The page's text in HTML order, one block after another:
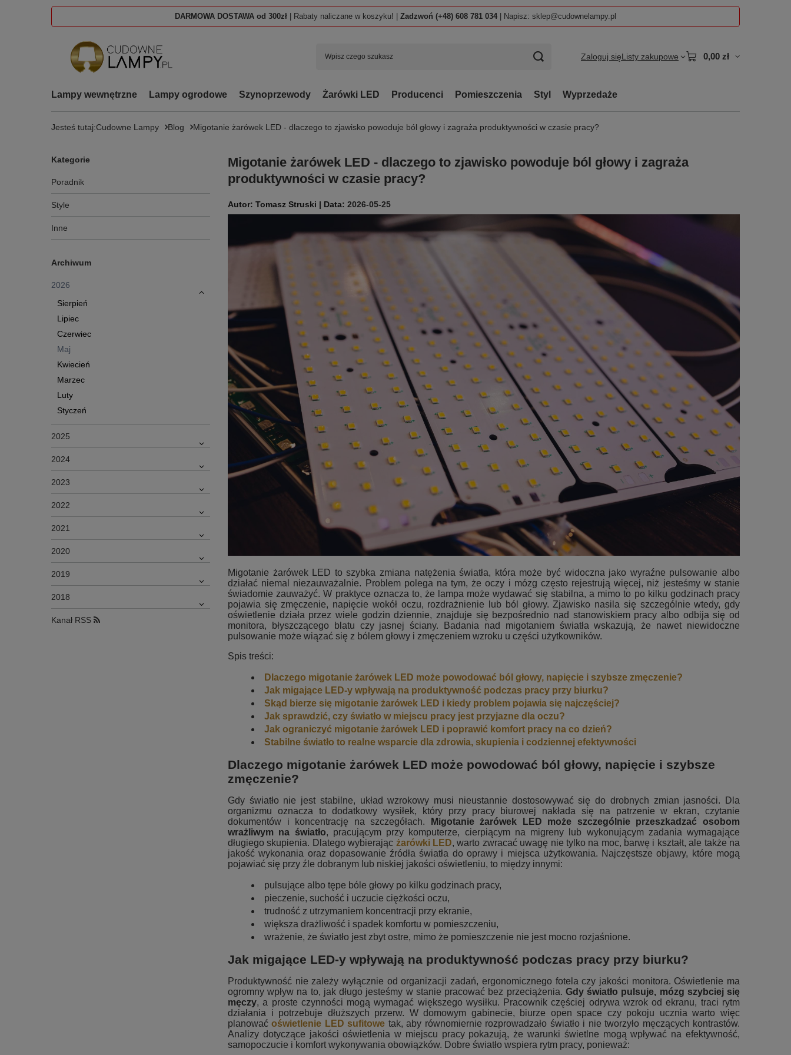
DARMOWA DOSTAWA od 300zł | Rabaty naliczane w koszyku! | Zadzwoń (+48) 608 781 034 | Napisz: sklep@cudownelampy.pl
Zaloguj sięListy zakupowe 0,00 zł
Lampy wewnętrzne Lampy ogrodowe Szynoprzewody Żarówki LED Producenci Pomieszczenia Styl Wyprzedaże
Jesteś tutaj:Cudowne Lampy Blog Migotanie żarówek LED - dlaczego to zjawisko powoduje ból głowy i zagraża produktywności w czasie pracy?
Kategorie
Poradnik
Style
Inne
Archiwum
2026
Sierpień
Lipiec
Czerwiec
Maj
Kwiecień
Marzec
Luty
Styczeń
2025
2024
2023
2022
2021
2020
2019
2018
Kanał RSS
Migotanie żarówek LED - dlaczego to zjawisko powoduje ból głowy i zagraża
produktywności w czasie pracy?
2026-05-25
Migotanie żarówek LED to szybka zmiana natężenia światła, która może być widoczna jako wyraźne pulsowanie albo
działać niemal niezauważalnie. Problem polega na tym, że oczy i mózg często rejestrują więcej, niż jesteśmy w stanie
świadomie zauważyć. W praktyce oznacza to, że lampa może wydawać się stabilna, a mimo to po kilku godzinach pracy
pojawia się zmęczenie, napięcie wokół oczu, rozdrażnienie lub ból głowy. Zjawisko nasila się szczególnie wtedy, gdy
oświetlenie działa przez wiele godzin dziennie, znajduje się bezpośrednio nad stanowiskiem pracy albo odbija się od
monitora, błyszczącego blatu czy jasnej ściany. Badania nad migotaniem światła wskazują, że nawet niewidoczne
pulsowanie może wiązać się z bólem głowy i zmęczeniem wzroku u części użytkowników.
Spis treści:
Dlaczego migotanie żarówek LED może powodować ból głowy, napięcie i szybsze zmęczenie?
Jak migające LED-y wpływają na produktywność podczas pracy przy biurku?
Skąd bierze się migotanie żarówek LED i kiedy problem pojawia się najczęściej?
Jak sprawdzić, czy światło w miejscu pracy jest przyjazne dla oczu?
Jak ograniczyć migotanie żarówek LED i poprawić komfort pracy na co dzień?
Stabilne światło to realne wsparcie dla zdrowia, skupienia i codziennej efektywności
Dlaczego migotanie żarówek LED może powodować ból głowy, napięcie i szybsze
zmęczenie?
Gdy światło nie jest stabilne, układ wzrokowy musi nieustannie dostosowywać się do drobnych zmian jasności. Dla
organizmu oznacza to dodatkowy wysiłek, który przy pracy biurowej nakłada się na patrzenie w ekran, czytanie
dokumentów i koncentrację na szczegółach.
Migotanie żarówek LED może szczególnie przeszkadzać osobom
wrażliwym na światło, pracującym przy komputerze, cierpiącym na migreny lub wykonującym zadania wymagające
długiego skupienia. Dlatego wybierając żarówki LED, warto zwracać uwagę nie tylko na moc, barwę i kształt, ale także na
jakość wykonania oraz dopasowanie źródła światła do oprawy i miejsca użytkowania. Najczęstsze objawy, które mogą
pojawiać się przy źle dobranym lub niskiej jakości oświetleniu, to między innymi:
pulsujące albo tępe bóle głowy po kilku godzinach pracy,
pieczenie, suchość i uczucie ciężkości oczu,
trudność z utrzymaniem koncentracji przy ekranie,
większa drażliwość i spadek komfortu w pomieszczeniu,
wrażenie, że światło jest zbyt ostre, mimo że pomieszczenie nie jest mocno rozjaśnione.
Jak migające LED-y wpływają na produktywność podczas pracy przy biurku?
Produktywność nie zależy wyłącznie od organizacji zadań, ergonomicznego fotela czy jakości monitora. Oświetlenie ma
ogromny wpływ na to, jak długo jesteśmy w stanie pracować bez przeciążenia. Gdy światło pulsuje, mózg szybciej się
męczy, a proste czynności mogą wymagać większego wysiłku. Pracownik częściej odrywa wzrok od ekranu, traci rytm
działania i potrzebuje dłuższych przerw. W domowym gabinecie, biurze open space czy pokoju ucznia warto więc
planowaćoświetlenie LED sufitowe tak, aby równomiernie rozprowadzało światło i nie tworzyło męczących kontrastów.
Analizy dotyczące jakości oświetlenia w miejscu pracy pokazują, że warunki świetlne mogą wpływać na efektywność,
samopoczucie i komfort wykonywania obowiązków. Dobre światło wspiera rytm pracy, ponieważ: